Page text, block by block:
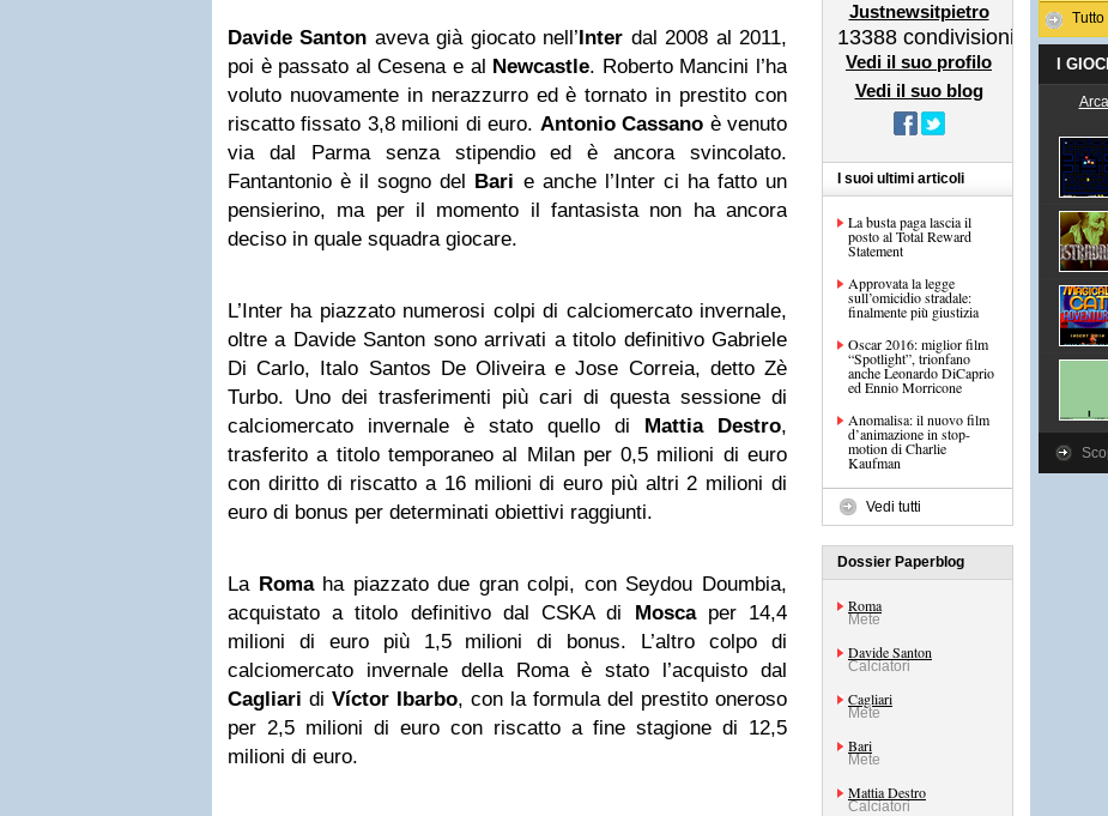
Davide Santon aveva già giocato nell’Inter dal 2008 al 2011,
poi è passato al Cesena e al Newcastle. Roberto Mancini l’ha
voluto nuovamente in nerazzurro ed è tornato in prestito con
riscatto fissato 3,8 milioni di euro. Antonio Cassano è venuto
via dal Parma senza stipendio ed è ancora svincolato.
Fantantonio è il sogno del Bari e anche l’Inter ci ha fatto un
pensierino, ma per il momento il fantasista non ha ancora
deciso in quale squadra giocare.
L’Inter ha piazzato numerosi colpi di calciomercato invernale,
oltre a Davide Santon sono arrivati a titolo definitivo Gabriele
Di Carlo, Italo Santos De Oliveira e Jose Correia, detto Zè
Turbo. Uno dei trasferimenti più cari di questa sessione di
calciomercato invernale è stato quello di Mattia Destro,
trasferito a titolo temporaneo al Milan per 0,5 milioni di euro
con diritto di riscatto a 16 milioni di euro più altri 2 milioni di
euro di bonus per determinati obiettivi raggiunti.
La Romaha piazzato due gran colpi, con Seydou Doumbia,
acquistato a titolo definitivo dal CSKA di Moscaper 14,4
milioni di euro più 1,5 milioni di bonus. L’altro colpo di
calciomercato invernale della Roma è stato l’acquisto dal
Cagliari di Víctor Ibarbo, con la formula del prestito oneroso
per 2,5 milioni di euro con riscatto a fine stagione di 12,5
milioni di euro.
Justnewsitpietro
13388 condivisioni
Vedi il suo profilo
Vedi il suo blog
I suoi ultimi articoli
La busta paga lascia il
posto al Total Reward
Statement
Approvata la legge
sull’omicidio stradale:
finalmente più giustizia
Oscar 2016: miglior film
“Spotlight”, trionfano
anche Leonardo DiCaprio
ed Ennio Morricone
Anomalisa: il nuovo film
d’animazione in stop-
motion di Charlie
Kaufman
Vedi tutti
Dossier Paperblog
Roma
Mete
Davide Santon
Calciatori
Cagliari
Mete
Bari
Mete
Mattia Destro
Calciatori
Tutto
I